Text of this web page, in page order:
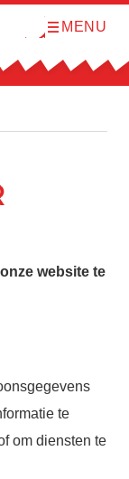
O
n
m
MENU
website te
te
om diensten te